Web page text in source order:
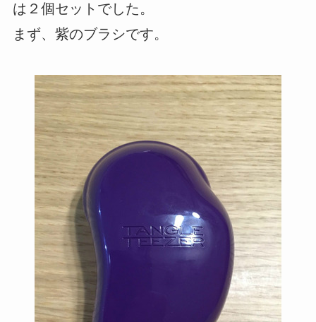
は２個セットでした。
まず、紫のブラシです。